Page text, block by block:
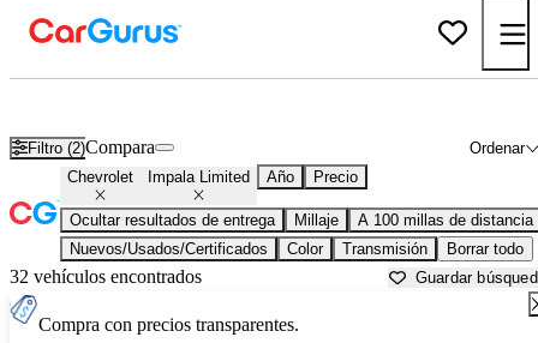
Filtro (2) Ordenar
Compara
Chevrolet Impala Limited Año Precio
Ocultar resultados de entrega Millaje
A 100 millas de distancia
Nuevos/Usados/Certificados
Color Transmisión Borrar todo
32 vehículos encontrados Guardar
Compra con precios transparentes.